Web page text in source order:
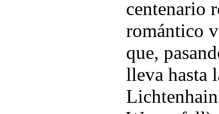
centenario
romántico
que,
lleva hasta